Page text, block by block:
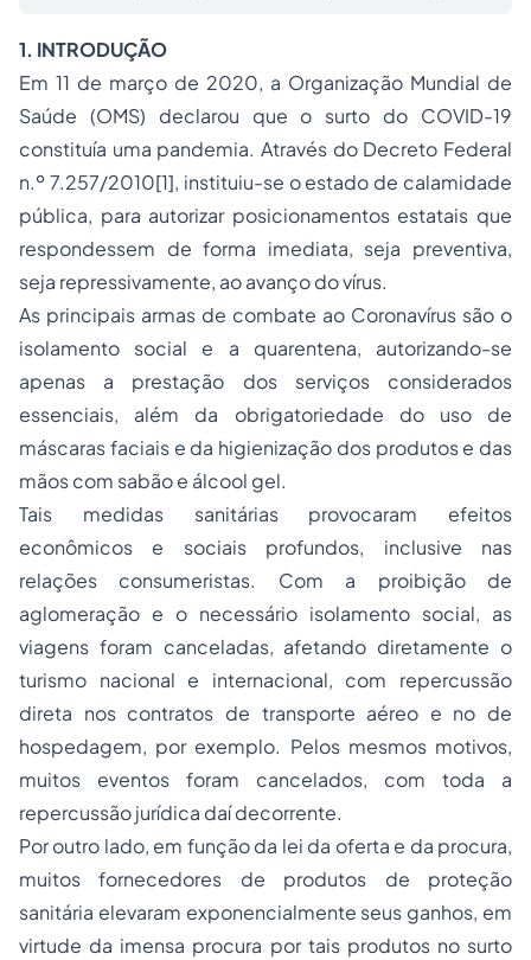
1. INTRODUÇÃO
Em 11 de março de 2020, a Organização Mundial de
Saúde (OMS) declarou que o surto do COVID-19
constituía uma pandemia. Através do Decreto Federal
n.º 7.257/2010[1], instituiu-se o estado de calamidade
pública, para autorizar posicionamentos estatais que
respondessem de forma imediata, seja preventiva,
seja repressivamente, ao avanço do vírus.
As principais armas de combate ao Coronavírus são o
isolamento social e a quarentena, autorizando-se
apenas a prestação dos serviços considerados
essenciais, além da obrigatoriedade do uso de
máscaras faciais e da higienização dos produtos e das
mãos com sabão e álcool gel.
Tais medidas sanitárias provocaram efeitos
econômicos e sociais profundos, inclusive nas
relações consumeristas. Com a proibição de
aglomeração e o necessário isolamento social, as
viagens foram canceladas, afetando diretamente o
turismo nacional e internacional, com repercussão
direta nos contratos de transporte aéreo e no de
hospedagem, por exemplo. Pelos mesmos motivos,
muitos eventos foram cancelados, com toda a
repercussão jurídica daí decorrente.
Por outro lado, em função da lei da oferta e da procura,
muitos fornecedores de produtos de proteção
sanitária elevaram exponencialmente seus ganhos, em
virtude da imensa procura por tais produtos no surto